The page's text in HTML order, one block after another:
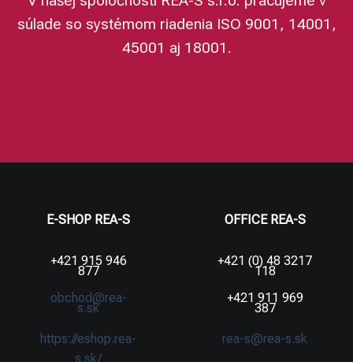
súlade so systémom riadenia ISO 9001, 14001,
45001 aj 18001.
E-SHOP REA-S
+421 915 946
877
obchod@rea-
s.sk
https://eshop.rea-
s.sk/
OFFICE REA-S
+421 (0) 48 3217
118
+421 911 969
387
rea-s@rea-s.sk